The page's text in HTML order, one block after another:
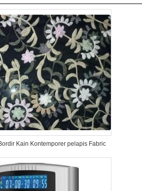
Kain Kontemporer pelapis Fabric